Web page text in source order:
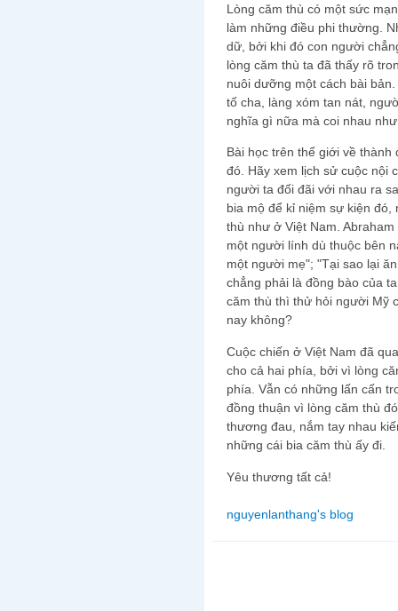
Lòng căm thù có một sức
làm những điều phi thường.
dữ, bởi khi đó con người
lòng căm thù ta đã thấy rõ
nuôi dưỡng một cách bài
tố cha, làng xóm tan nát,
nghĩa gì nữa mà coi nhau
Bài học trên thế giới về thành
đó. Hãy xem lịch sử cuộc nội
người ta đối đãi với nhau ra
bia mộ để kỉ niệm sự kiện
thù như ở Việt Nam.
một người lính dù thuộc bên
một người mẹ"; "Tại sao lại
chẳng phải là đồng bào của
căm thù thì thử hỏi người Mỹ
nay không?
Cuộc chiến ở Việt Nam đã
cho cả hai phía, bởi vì lòng
phía. Vẫn có những lấn cấn
đồng thuận vì lòng căm thù
thương đau, nắm tay nhau
những cái bia căm thù ấy đi.
Yêu thương tất cả!
nguyenlanthang's blog